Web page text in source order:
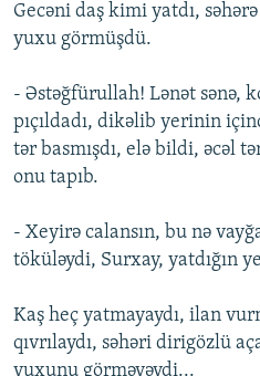
AZADLIQRADIOSU MOBIL
XƏBƏR BÜLLETENLƏRIMIZ
RFE/RL-in bütün saytları
Gecəni daş kimi yatdı,
yuxu görmüşdü.
- Əstəğfürullah! Lənət sənə,
pıçıldadı, dikəlib yerinin
tər basmışdı, elə bildi, əcəl
onu tapıb.
- Xeyirə calansın, bu nə
töküləydi, Surxay, yatdığın
Kaş heç yatmayaydı, ilan
qıvrılaydı, səhəri dirigözlü
yuxunu görməyəydi...